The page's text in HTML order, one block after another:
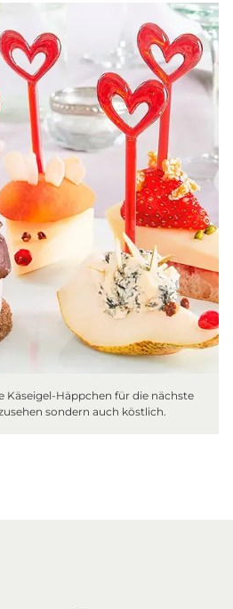
Käseigel-Häppchen für die nächste
sondern auch köstlich.